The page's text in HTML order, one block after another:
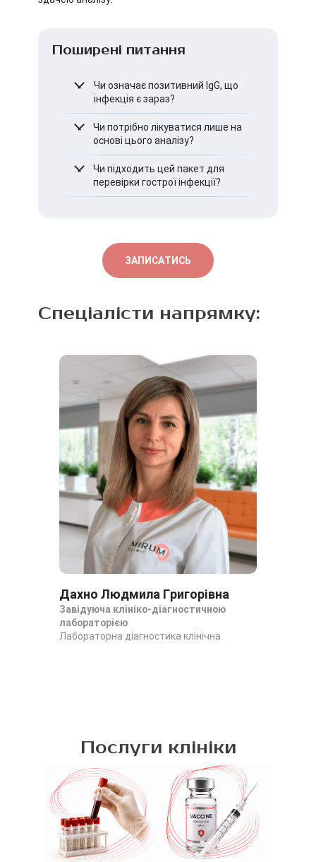
Поширені питання
Чи означає позитивний IgG, що
інфекція є зараз?
Ні, IgG зазвичай свідчать про
контакт з інфекцією у
минулому, а не про гострий
процес.
Чи потрібно лікуватися лише на
основі цього аналізу?
Ні, лікування призначається
тільки після оцінки всієї
клінічної картини.
Чи підходить цей пакет для
перевірки гострої інфекції?
ЗАПИСАТИСЬ
Спеціалісти напрямку:
Дахно Людмила Григорівна
Завідуюча клініко-діагностичною
лабораторією
Лабораторна діагностика клінічна
Послуги клініки